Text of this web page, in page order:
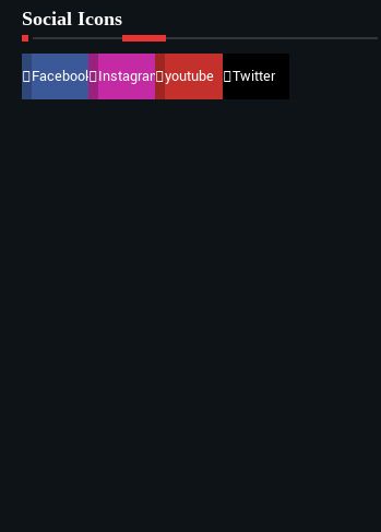
Social Icons
Facebook Instagramyoutube Twitter